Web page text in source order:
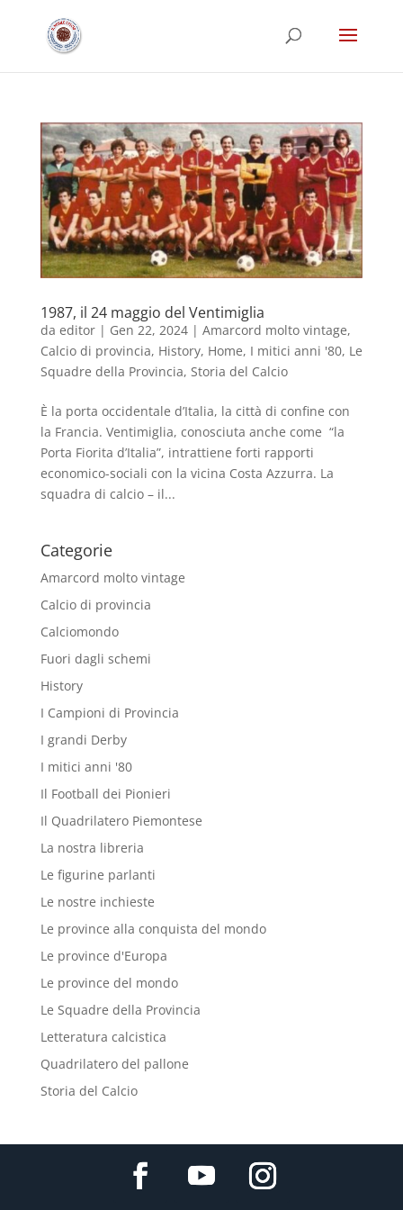
1987, il 24 maggio del Ventimiglia
da editor| Gen 22, 2024| Amarcord molto vintage,
Calcio di provincia, History, Home, I mitici anni '80, Le
Squadre della Provincia, Storia del Calcio
È la porta occidentale d’Italia, la città di confine con
la Francia. Ventimiglia, conosciuta anche come “la
Porta Fiorita d’Italia”, intrattiene forti rapporti
economico-sociali con la vicina Costa Azzurra. La
squadra di calcio – il...
Categorie
Amarcord molto vintage
Calcio di provincia
Calciomondo
Fuori dagli schemi
History
I Campioni di Provincia
I grandi Derby
I mitici anni '80
Il Football dei Pionieri
Il Quadrilatero Piemontese
La nostra libreria
Le figurine parlanti
Le nostre inchieste
Le province alla conquista del mondo
Le province d'Europa
Le province del mondo
Le Squadre della Provincia
Letteratura calcistica
Quadrilatero del pallone
Storia del Calcio